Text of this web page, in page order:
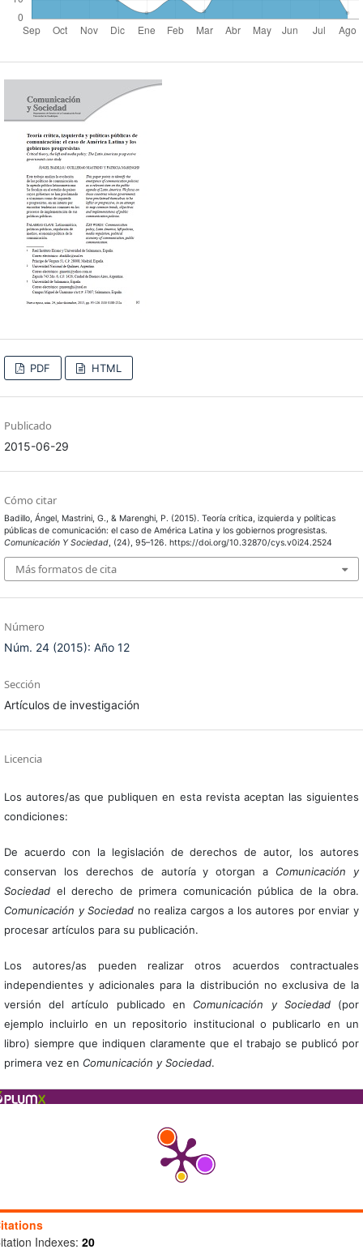
PDF HTML
Publicado
2015-06-29
Cómo citar
Badillo, Ángel, Mastrini, G., & Marenghi, P. (2015). Teoría crítica, izquierda y políticas
públicas de comunicación: el caso de América Latina y los gobiernos progresistas.
Comunicación Y Sociedad, (24), 95–126. https://doi.org/10.32870/cys.v0i24.2524
Más formatos de cita
Número
Núm. 24 (2015): Año 12
Sección
Artículos de investigación
Licencia
Los autores/as que publiquen en esta revista aceptan las siguientes
condiciones:
De acuerdo con la legislación de derechos de autor, los autores
conservan los derechos de autoría y otorgan a Comunicación y
Sociedadel derecho de primera comunicación pública de la obra.
Comunicación y Sociedad no realiza cargos a los autores por enviar y
procesar artículos para su publicación.
Los autores/as pueden realizar otros acuerdos contractuales
independientes y adicionales para la distribución no exclusiva de la
versión del artículo publicado en Comunicación y Sociedad(por
ejemplo incluirlo en un repositorio institucional o publicarlo en un
libro) siempre que indiquen claramente que el trabajo se publicó por
primera vez en Comunicación y Sociedad.
Indexes: 20